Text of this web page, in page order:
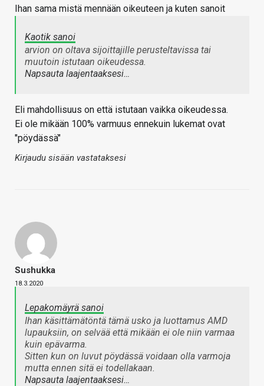
Ihan sama mistä mennään oikeuteen ja kuten sanoit
Kaotik sanoi
arvion on oltava sijoittajille perusteltavissa tai
muutoin istutaan oikeudessa.
Napsauta laajentaaksesi…
Eli mahdollisuus on että istutaan vaikka oikeudessa.
Ei ole mikään 100% varmuus ennekuin lukemat ovat
"pöydässä"
Kirjaudu sisään vastataksesi
Sushukka
18.3.2020
Lepakomäyrä sanoi
Ihan käsittämätöntä tämä usko ja luottamus AMD
lupauksiin, on selvää että mikään ei ole niin varmaa
kuin epävarma.
Sitten kun on luvut pöydässä voidaan olla varmoja
mutta ennen sitä ei todellakaan.
Napsauta laajentaaksesi…